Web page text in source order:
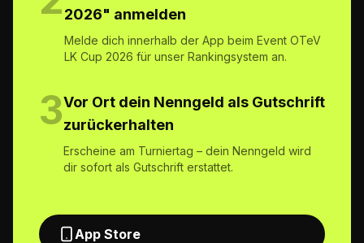
2026" anmelden
Melde dich innerhalb der App beim Event OTeV
LK Cup 2026 für unser Rankingsystem an.
3Vor Ort dein Nenngeld als Gutschrift
zurückerhalten
Erscheine am Turniertag – dein Nenngeld wird
dir sofort als Gutschrift erstattet.
App Store